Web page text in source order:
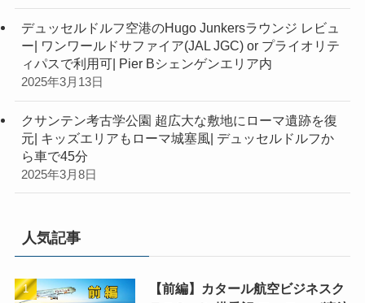
デュッセルドルフ空港のHugo Junkersラウンジ レビュ
ー| ワンワールドサファイア(JAL JGC) or プライオリテ
ィパスで利用可| Pier Bシェンゲンエリア内
2025年3月13日
クサンテン考古学公園 超広大な敷地にローマ遺跡を復
元| キッズエリアもローマ城塞風| デュッセルドルフか
ら車で45分
2025年3月8日
人気記事
【前編】カタール航空ビジネスク